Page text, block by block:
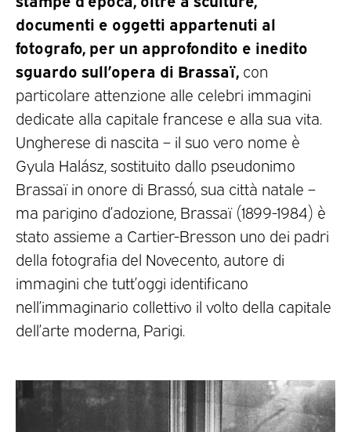
documenti e oggetti appartenuti al
fotografo, per un approfondito e inedito
sguardo sull’opera di Brassaï, con
particolare attenzione alle celebri immagini
dedicate alla capitale francese e alla sua vita.
Ungherese di nascita – il suo vero nome è
Gyula Halász, sostituito dallo pseudonimo
Brassaï in onore di Brassó, sua città natale –
ma parigino d’adozione, Brassaï (1899-1984) è
stato assieme a Cartier-Bresson uno dei padri
della fotografia del Novecento, autore di
immagini che tutt’oggi identificano
nell’immaginario collettivo il volto della capitale
dell’arte moderna, Parigi.